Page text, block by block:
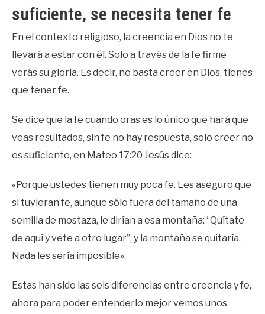
suficiente, se necesita tener fe
En el contexto religioso, la creencia en Dios no te
llevará a estar con él. Solo a través de la fe firme
verás su gloria. Es decir, no basta creer en Dios, tienes
que tener fe.
Se dice que la fe cuando oras es lo único que hará que
veas resultados, sin fe no hay respuesta, solo creer no
es suficiente, en Mateo 17:20 Jesús dice:
«Porque ustedes tienen muy poca fe. Les aseguro que
si tuvieran fe, aunque sólo fuera del tamaño de una
semilla de mostaza, le dirían a esa montaña: “Quítate
de aquí y vete a otro lugar”, y la montaña se quitaría.
Nada les sería imposible».
Estas han sido las seis diferencias entre creencia y fe,
ahora para poder entenderlo mejor vemos unos